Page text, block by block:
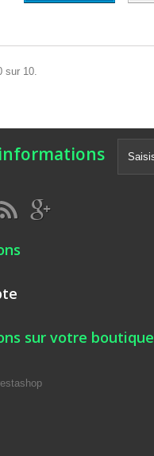
sur 10.
sur votre boutique